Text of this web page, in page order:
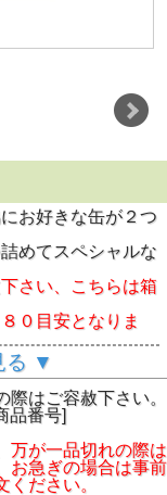
お好きな缶が２つ
めてスペシャルな
さい、こちらは箱
０目安となりま
元・超⼀流⾦融マ
直訳︓⼯場の若旦
インスパイアを受
るクラフトビール
る ▼
はご容赦下さい。
品番号]
万が一品切れの際は
お急ぎの場合は事前
ださい。